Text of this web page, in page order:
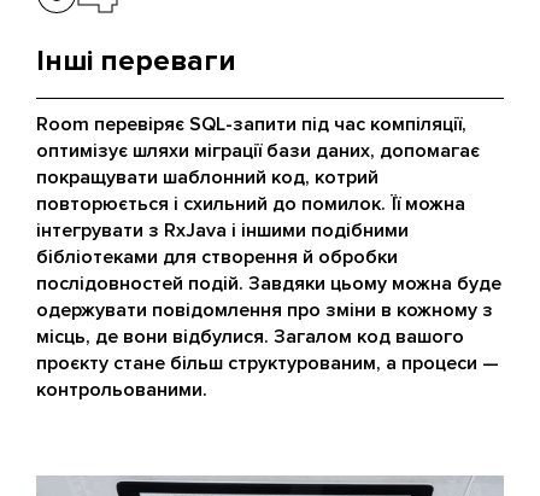
Інші переваги
Room перевіряє SQL-запити під час компіляції,
оптимізує шляхи міграції бази даних, допомагає
покращувати шаблонний код, котрий
повторюється і схильний до помилок. Її можна
інтегрувати з RxJava і іншими подібними
бібліотеками для створення й обробки
послідовностей подій. Завдяки цьому можна буде
одержувати повідомлення про зміни в кожному з
місць, де вони відбулися. Загалом код вашого
проєкту стане більш структурованим, а процеси —
контрольованими.